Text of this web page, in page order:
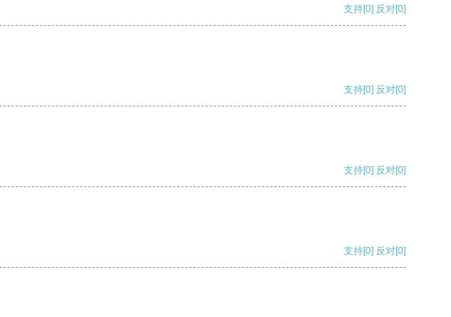
支持[0] 反对[0]
支持[0] 反对[0]
支持[0] 反对[0]
支持[0] 反对[0]